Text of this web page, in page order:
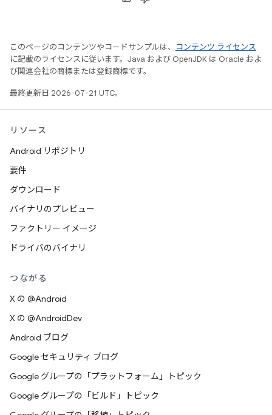
このページのコンテンツやコードサンプルは、
コンテンツ ライセンス
に記載のライセンスに従います。Java および OpenJDK は Oracle およ
び関連会社の商標または登録商標です。
最終更新日 2026-07-21 UTC。
リソース
Android リポジトリ
要件
ダウンロード
バイナリのプレビュー
ファクトリー イメージ
ドライバのバイナリ
つながる
X の @Android
X の @AndroidDev
Android ブログ
Google セキュリティ ブログ
Google グループの「プラットフォーム」トピック
Google グループの「ビルド」トピック